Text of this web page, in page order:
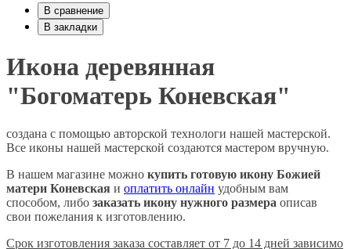
В сравнение
В закладки
Икона деревянная
"Богоматерь Коневская"
создана с помощью авторской технологи нашей мастерской.
Все иконы нашей мастерской создаются мастером вручную.
В нашем магазине можно купить готовую икону Божией
матери Коневская и оплатить онлайн удобным вам
способом, либо заказать икону нужного размера описав
свои пожелания к изготовлению.
Срок изготовления заказа составляет от 7 до 14 дней зависимо